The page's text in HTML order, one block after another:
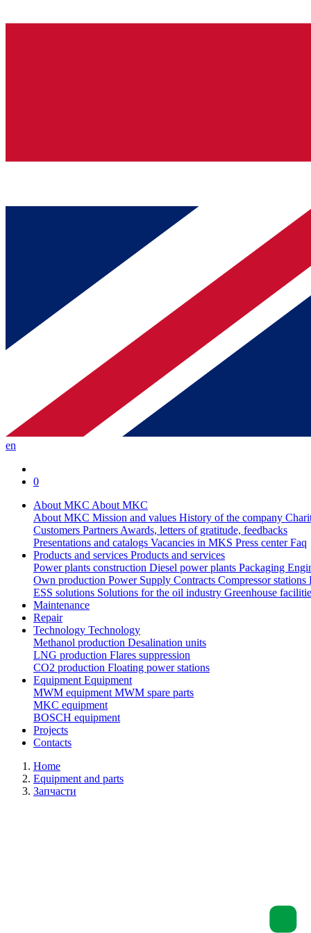
en
0
About MKC About MKC
About MKC Mission and values History of the company
Customers PartnersAwards, letters of gratitude, feedbacks
Presentations and catalogs Vacancies in MKS Press centerFaq
Products and services Products and services
Power plants construction Diesel power plants Packaging
Own production Power Supply Contracts Compressor stations
ESS solutions Solutions for the oil industry Greenhouse
Maintenance
Repair
Technology Technology
Methanol production Desalination units
LNG production Flares suppression
СО2 production Floating power stations
EquipmentEquipment
MWM equipmentMWM spare parts
MKC equipment
BOSCH equipment
Projects
Contacts
Home
Equipment and parts
Запчасти